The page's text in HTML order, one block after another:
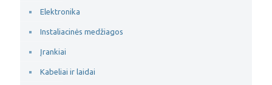
Elektronika
Instaliacinės medžiagos
Įrankiai
Kabeliai ir laidai